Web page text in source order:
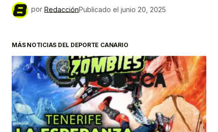
por RedacciónPublicado el junio 20, 2025
MÁS NOTICIAS DEL DEPORTE CANARIO